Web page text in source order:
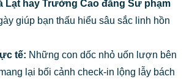
Lạt hay Trường Cao đẳng Sư phạm
giúp bạn thấu hiểu sâu sắc linh hồn
tế: Những con dốc nhỏ uốn lượn bên
lại bối cảnh check-in lộng lẫy bách